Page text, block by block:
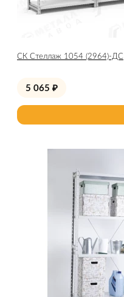
СК Стеллаж 1054 (2964)-ДС
5 065 ₽